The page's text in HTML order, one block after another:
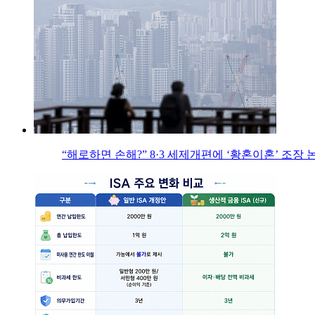
“해로하면 손해?” 8·3 세제개편에 ‘황혼이혼’ 조장